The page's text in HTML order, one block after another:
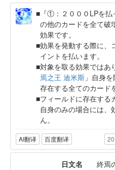
『①：２０００LPを
の他のカードを全て破
効果です。
効果を発動する際に、
イントを払います。
対象を取る効果ではあ
焉之王 迪米斯 」自身
存在する全てのカード
フィールドに存在する
自身のみの場合には、
ん。
AI翻译 百度翻译
日文名
終焉